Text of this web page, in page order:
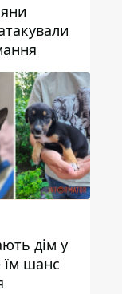
дім у
їм шанс